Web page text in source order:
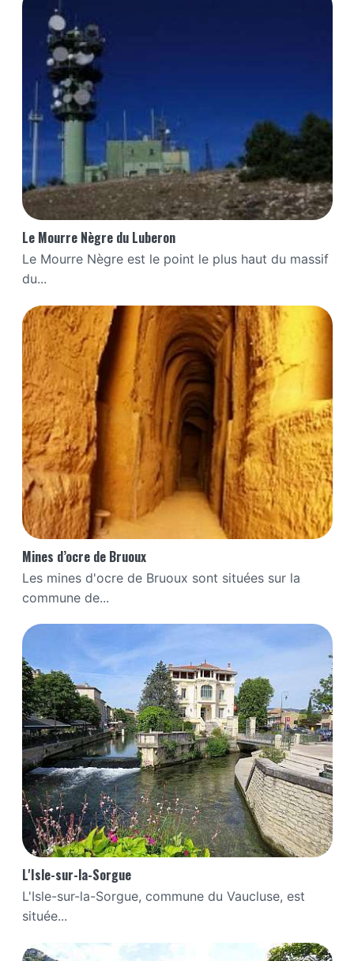
Le Mourre Nègre du Luberon
Le Mourre Nègre est le point le plus haut du massif
du...
Mines d’ocre de Bruoux
Les mines d'ocre de Bruoux sont situées sur la
commune de...
L'Isle-sur-la-Sorgue
L'Isle-sur-la-Sorgue, commune du Vaucluse, est
située...